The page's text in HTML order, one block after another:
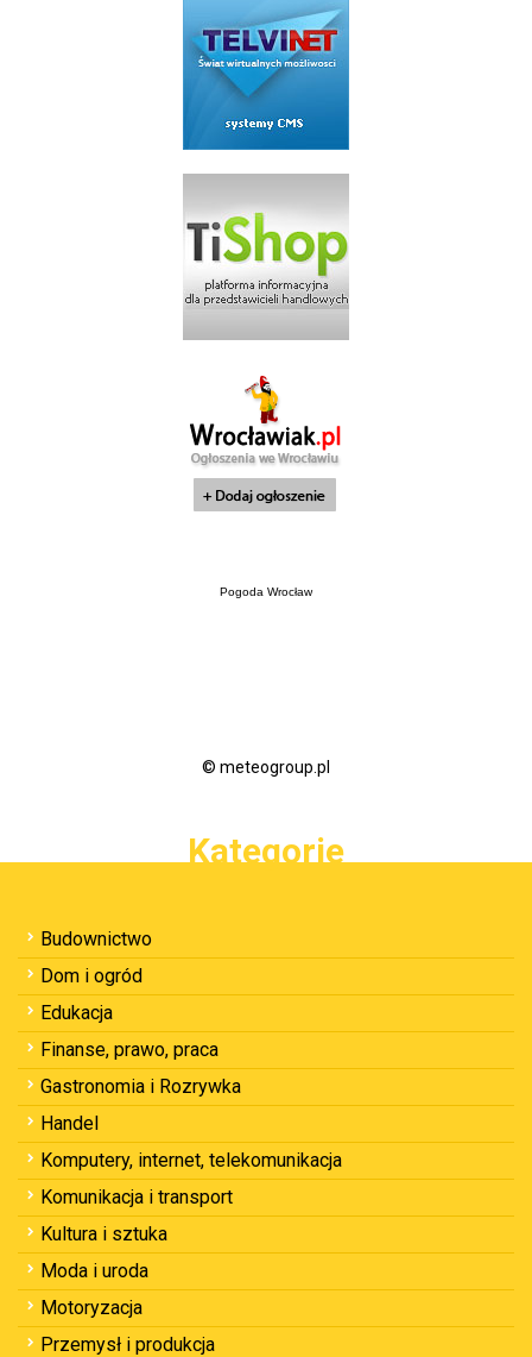
Pogoda Wrocław
© meteogroup.pl
Kategorie
Budownictwo
Dom i ogród
Edukacja
Finanse, prawo, praca
Gastronomia i Rozrywka
Handel
Komputery, internet, telekomunikacja
Komunikacja i transport
Kultura i sztuka
Moda i uroda
Motoryzacja
Przemysł i produkcja